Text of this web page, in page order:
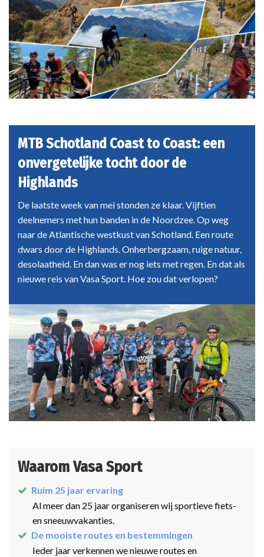
MTB Schotland Coast to Coast: een
onvergetelijke tocht door de
Highlands
De laatste week van mei stonden ze klaar. Vijftien
deelnemers met hun banden in de Noordzee. Op weg
naar de Atlantische westkust van Schotland. Een route
dwars door de Highlands. Onherbergzaam, ruige natuur,
desolaatheid. En dan was er nog iets met regen. En dat als
nieuwe reis van Vasa Sport. Hoe zou dat verlopen?
Waarom Vasa Sport
Ruim 25 jaar ervaring
Al meer dan 25 jaar organiseren wij sportieve fiets-
en sneeuwvakanties.
De mooiste routes en bestemmingen
Ieder jaar verkennen we nieuwe routes en